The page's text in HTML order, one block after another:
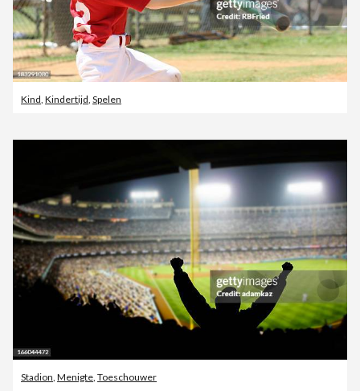
Kind Kindertijd Spelen
Stadion Menigte Toeschouwer